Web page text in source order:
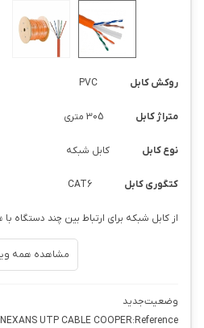
روکش کابل PVC
متراژ کابل 305 متری
نوع کابل کابل شبکه
کتگوری کابل CAT6
از کابل شبکه برای ارتباط بین چند دستگاه
مشاهده همه
وضعیتجدید
Reference:
NEXANS UTP CABLE COOPER